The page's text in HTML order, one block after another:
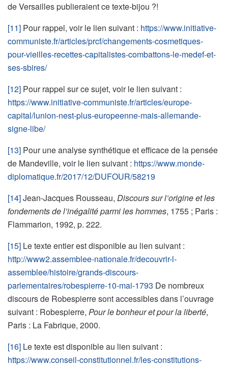
de Versailles publieraient ce texte-bijou ?!
[11] Pour rappel, voir le lien suivant : https://www.initiative-
communiste.fr/articles/prcf/changements-cosmetiques-
pour-vieilles-recettes-capitalistes-combattons-le-medef-et-
ses-sbires/
[12] Pour rappel sur ce sujet, voir le lien suivant :
https://www.initiative-communiste.fr/articles/europe-
capital/lunion-nest-plus-europeenne-mais-allemande-
signe-libe/
[13] Pour une analyse synthétique et efficace de la pensée
de Mandeville, voir le lien suivant : https://www.monde-
diplomatique.fr/2017/12/DUFOUR/58219
[14]Jean-Jacques Rousseau, Discours sur l’origine et les
fondements de l’inégalité parmi les hommes, 1755 ; Paris :
Flammarion, 1992, p. 222.
[15] Le texte entier est disponible au lien suivant :
http://www2.assemblee-nationale.fr/decouvrir-l-
assemblee/histoire/grands-discours-
parlementaires/robespierre-10-mai-1793 De nombreux
discours de Robespierre sont accessibles dans l’ouvrage
suivant : Robespierre, Pour le bonheur et pour la liberté,
Paris : La Fabrique, 2000.
[16] Le texte est disponible au lien suivant :
https://www.conseil-constitutionnel.fr/les-constitutions-